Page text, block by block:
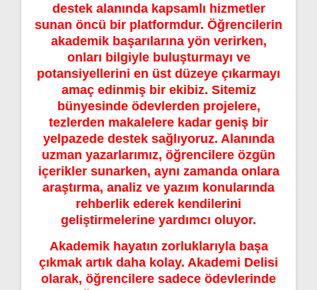
destek alanında kapsamlı hizmetler
sunan öncü bir platformdur. Öğrencilerin
akademik başarılarına yön verirken,
onları bilgiyle buluşturmayı ve
potansiyellerini en üst düzeye çıkarmayı
amaç edinmiş bir ekibiz. Sitemiz
bünyesinde ödevlerden projelere,
tezlerden makalelere kadar geniş bir
yelpazede destek sağlıyoruz. Alanında
uzman yazarlarımız, öğrencilere özgün
içerikler sunarken, aynı zamanda onlara
araştırma, analiz ve yazım konularında
rehberlik ederek kendilerini
geliştirmelerine yardımcı oluyor.
Akademik hayatın zorluklarıyla başa
çıkmak artık daha kolay. Akademi Delisi
olarak, öğrencilere sadece ödevlerinde